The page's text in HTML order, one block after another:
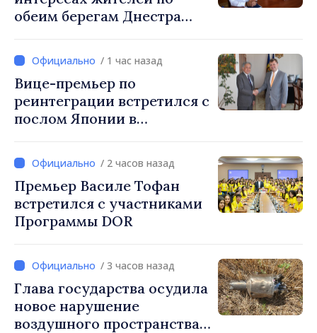
обеим берегам Днестра
вице-премьера с
постоянным
представителем ПРООН в
Республике Молдова
Даниелой Гаспариковой
/ 1 час назад
Вице-премьер по
реинтеграции встретился с
послом Японии в
/ 2 часов назад
Премьер Василе Тофан
встретился с участниками
Программы DOR
/ 3 часов назад
Глава государства осудила
новое нарушение
воздушного пространства: